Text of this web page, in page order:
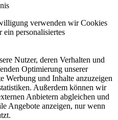
verwenden wir Cookies
personalisiertes
Nutzer, deren Verhalten und
Optimierung unserer
Werbung und Inhalte anzuzeigen
Außerdem können wir
Anbietern abgleichen und
Angebote anzeigen, nur wenn